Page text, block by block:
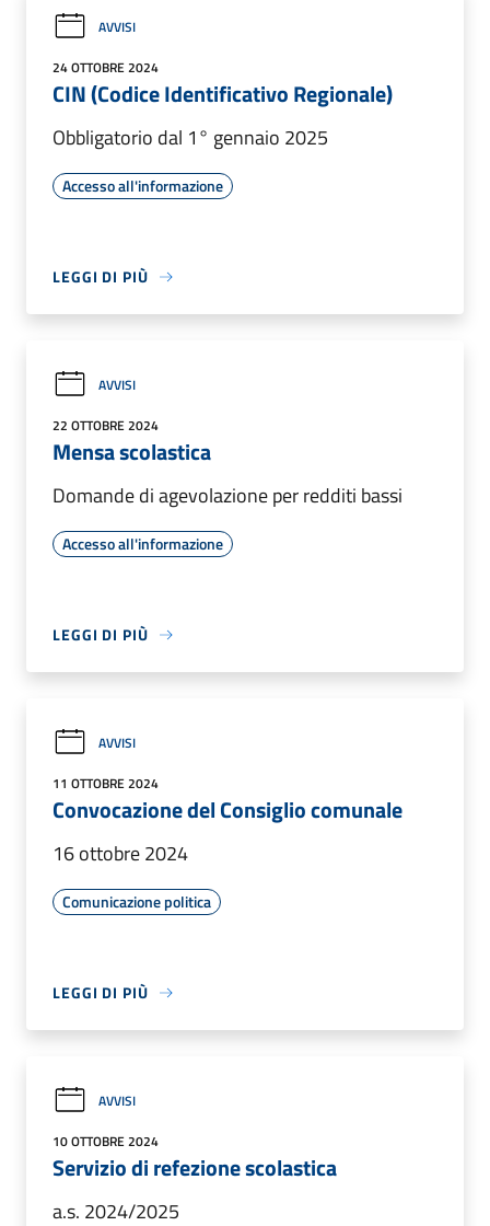
AVVISI
24 OTTOBRE 2024
CIN (Codice Identificativo Regionale)
Obbligatorio dal 1° gennaio 2025
Accesso all'informazione
LEGGI DI PIÙ
AVVISI
22 OTTOBRE 2024
Mensa scolastica
Domande di agevolazione per redditi bassi
Accesso all'informazione
LEGGI DI PIÙ
AVVISI
11 OTTOBRE 2024
Convocazione del Consiglio comunale
16 ottobre 2024
Comunicazione politica
LEGGI DI PIÙ
AVVISI
10 OTTOBRE 2024
Servizio di refezione scolastica
a.s. 2024/2025